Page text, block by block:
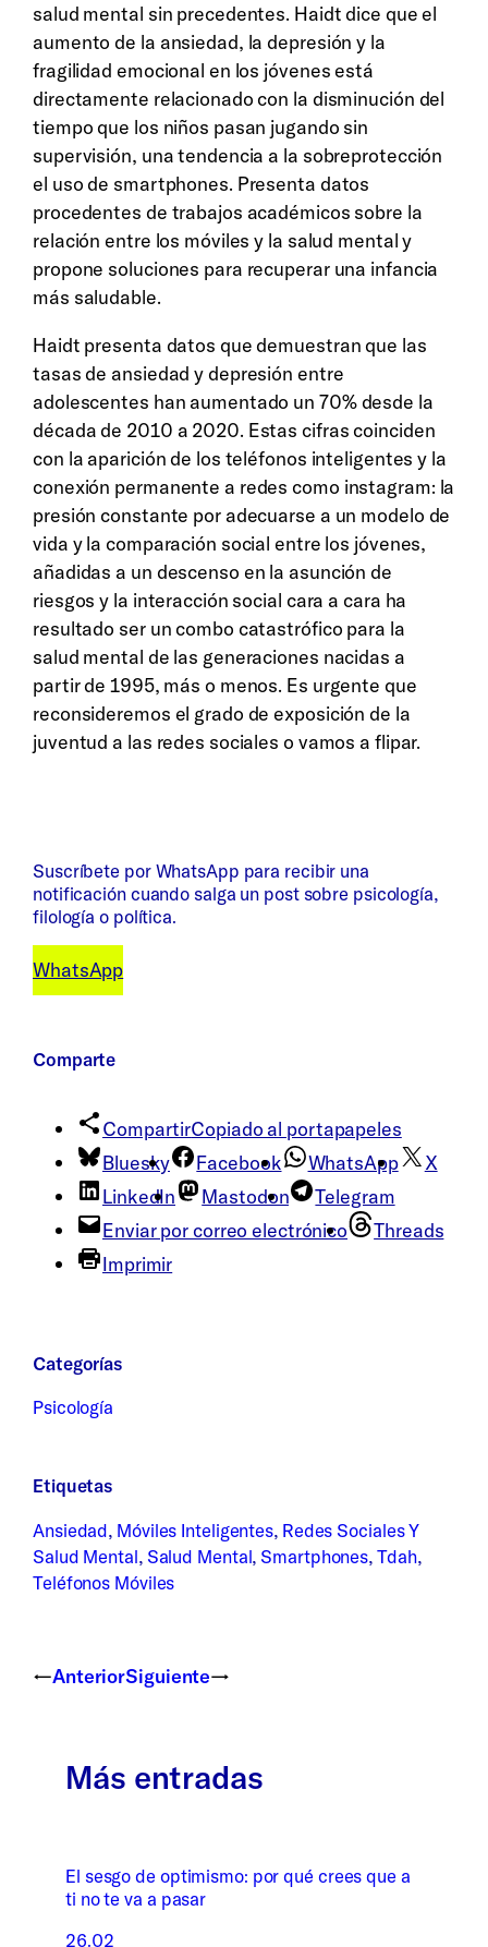
salud mental sin precedentes. Haidt dice que el
aumento de la ansiedad, la depresión y la
fragilidad emocional en los jóvenes está
directamente relacionado con la disminución del
tiempo que los niños pasan jugando sin
supervisión, una tendencia a la sobreprotección
el uso de smartphones. Presenta datos
procedentes de trabajos académicos sobre la
relación entre los móviles y la salud mental y
propone soluciones para recuperar una infancia
más saludable.
Haidt presenta datos que demuestran que las
tasas de ansiedad y depresión entre
adolescentes han aumentado un 70% desde la
década de 2010 a 2020. Estas cifras coinciden
con la aparición de los teléfonos inteligentes y la
conexión permanente a redes como instagram: la
presión constante por adecuarse a un modelo de
vida y la comparación social entre los jóvenes,
añadidas a un descenso en la asunción de
riesgos y la interacción social cara a cara ha
resultado ser un combo catastrófico para la
salud mental de las generaciones nacidas a
partir de 1995, más o menos. Es urgente que
reconsideremos el grado de exposición de la
juventud a las redes sociales o vamos a flipar.
Suscríbete por WhatsApp para recibir una
notificación cuando salga un post sobre psicología,
filología o política.
WhatsApp
Comparte
CompartirCopiado al portapapeles
Bluesky
Facebook WhatsApp
X
LinkedIn
Mastodon
Telegram
Enviar por correo electrónico
Threads
Imprimir
Categorías
Psicología
Etiquetas
Ansiedad, Móviles Inteligentes, Redes Sociales Y
Salud Mental, Salud Mental, Smartphones,Tdah,
Teléfonos Móviles
←AnteriorSiguiente→
Más entradas
El sesgo de optimismo: por qué crees que a
ti no te va a pasar
26.02